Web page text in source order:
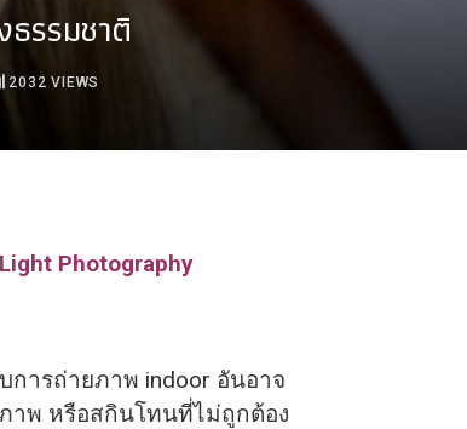
รรมชาติ
2032 VIEWS
Photography
ารถ่ายภาพ indoor อันอาจ
าพ หรือสกินโทนที่ไม่ถูกต้อง